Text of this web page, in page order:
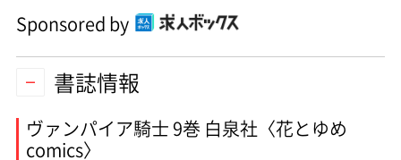
Sponsored by
書誌情報
ヴァンパイア騎士 9巻 白泉社〈花とゆめ
comics〉